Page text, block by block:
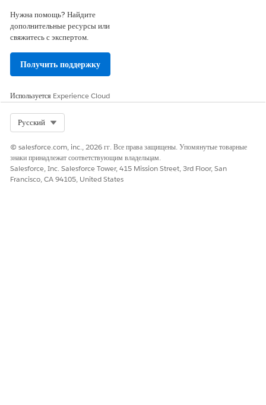
Нужна помощь? Найдите
дополнительные ресурсы или
свяжитесь с экспертом.
Получить поддержку
Используется Experience Cloud
Русский
© salesforce.com, inc., 2026 гг. Все права защищены. Упомянутые товарные
знаки принадлежат соответствующим владельцам.
Salesforce, Inc. Salesforce Tower, 415 Mission Street, 3rd Floor, San
Francisco, CA 94105, United States